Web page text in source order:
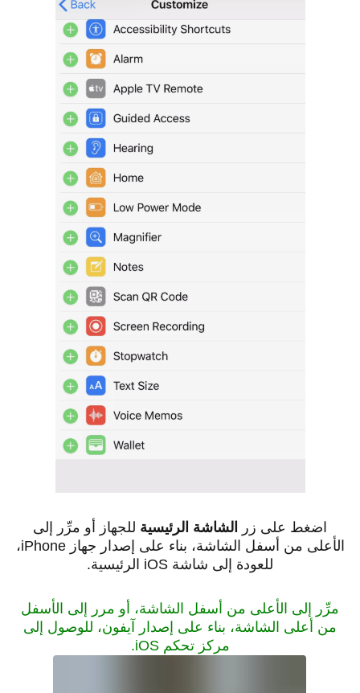
اضغط على زر الشاشة الرئيسية للجهاز أو مرِّر إلى
الأعلى من أسفل الشاشة، بناء على إصدار جهاز iPhone،
للعودة إلى شاشة iOS الرئيسية.
مرِّر إلى الأعلى من أسفل الشاشة، أو مرر إلى الأسفل
من أعلى الشاشة، بناء على إصدار آيفون، للوصول إلى
مركز تحكم iOS.